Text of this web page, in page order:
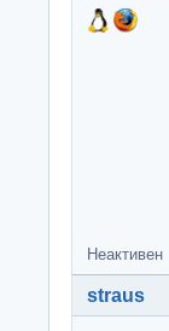
Неактивен
straus